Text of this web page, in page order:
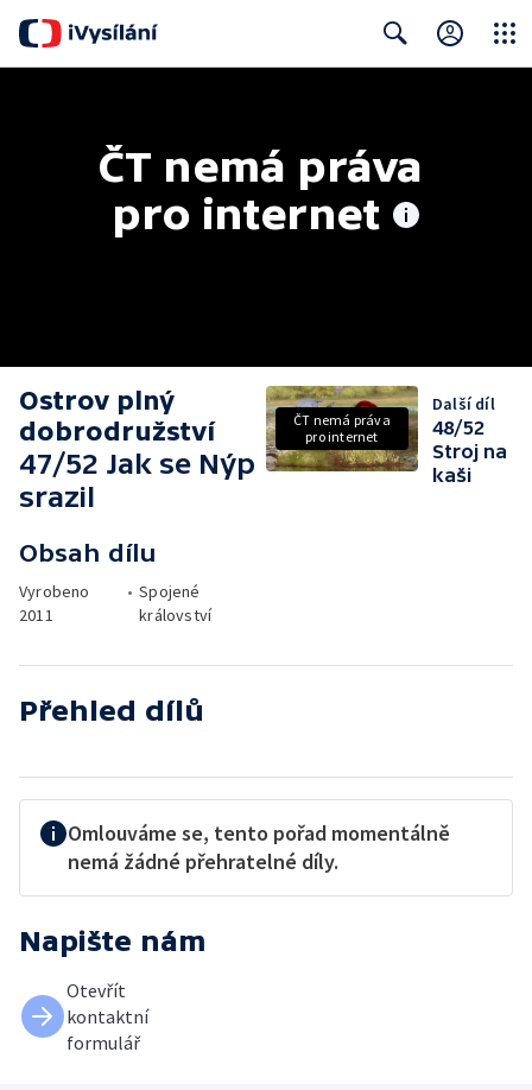
ČT nemá práva
pro internet
Ostrov plný
dobrodružství
47/52 Jak se Nýp
srazil
Obsah dílu
Vyrobeno
2011
• Spojené
království
ČT nemá práva
pro internet
Další díl
48/52
Stroj na
kaši
Přehled dílů
Omlouváme se, tento pořad momentálně
nemá žádné přehratelné díly.
Napište nám
Otevřít
kontaktní
formulář